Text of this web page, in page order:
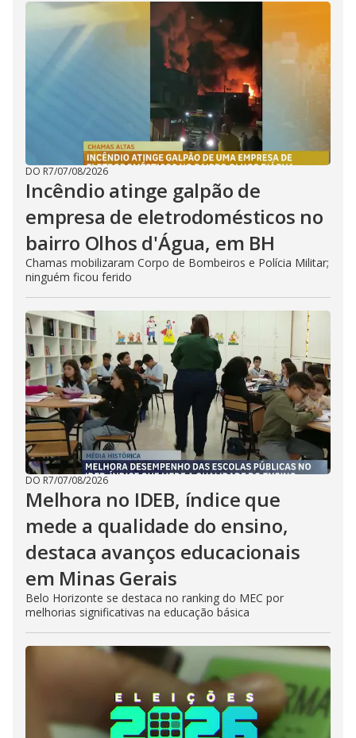
DO R7/07/08/2026
Incêndio atinge galpão de
empresa de eletrodomésticos no
bairro Olhos d'Água, em BH
Chamas mobilizaram Corpo de Bombeiros e Polícia Militar;
ninguém ficou ferido
DO R7/07/08/2026
Melhora no IDEB, índice que
mede a qualidade do ensino,
destaca avanços educacionais
em Minas Gerais
Belo Horizonte se destaca no ranking do MEC por
melhorias significativas na educação básica